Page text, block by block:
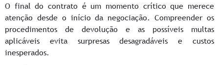
O final do contrato é um momento crítico que merece
atenção desde o início da negociação. Compreender os
procedimentos de devolução e as possíveis multas
aplicáveis evita surpresas desagradáveis e custos
inesperados.